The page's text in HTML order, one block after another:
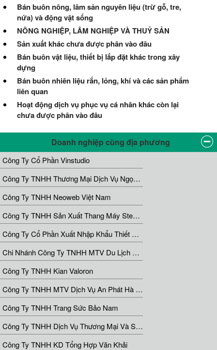
Bán buôn nông, lâm sản nguyên liệu (trừ gỗ, tre,
nứa) và động vật sống
NÔNG NGHIỆP, LÂM NGHIỆP VÀ THUỶ SẢN
Sản xuất khác chưa được phân vào đâu
Bán buôn vật liệu, thiết bị lắp đặt khác trong xây
dựng
Bán buôn nhiên liệu rắn, lỏng, khí và các sản phẩm
liên quan
Hoạt động dịch vụ phục vụ cá nhân khác còn lại
chưa được phân vào đâu
Doanh nghiệp cùng địa phương
Công Ty Cổ Phần Vinstudio
Công Ty TNHH Thương Mại Dịch Vụ Ngọc Thạo Phát - Long An
Công Ty TNHH Neoweb Việt Nam
Công Ty TNHH Sản Xuất Thang Máy Step Up
Công Ty Cổ Phần Xuất Nhập Khẩu Thiết Bị Và Xây Lắp Hà Nội
Chi Nhánh Công Ty TNHH MTV Du Lịch Và Thương Mại Green House
Công Ty TNHH Kian Valoron
Công Ty TNHH MTV Dịch Vụ An Phát Hà Nội
Công Ty TNHH Trang Sức Bảo Nam
Công Ty TNHH Dịch Vụ Thương Mại Và Sản Xuất Ngọc Diệp
Công Ty TNHH KD Tổng Hợp Văn Khải